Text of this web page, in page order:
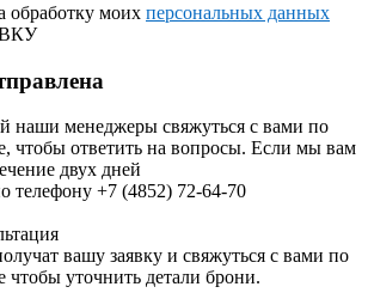
обработку моих персональных данных
наши менеджеры свяжуться с вами по
чтобы ответить на вопросы. Если мы вам
двух дней
телефону +7 (4852) 72-64-70
вашу заявку и свяжуться с вами по
чтобы уточнить детали брони.